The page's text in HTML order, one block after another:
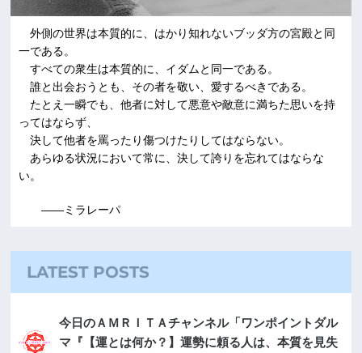
外側の世界は本質的に、はかり知れないブッダ方の宮殿と同
一である。
すべての衆生は本質的に、イダムと同一である。
誰と出会おうとも、その者を敬い、愛するべきである。
たとえ一瞬でも、他者に対して悪意や敵意に満ちた思いを持
ってはならず、
決して他者を罵ったり傷つけたりしてはならない。
あらゆる状況において常に、決して誇りを忘れてはならな
い。
――ミラレーパ
LATEST POSTS
今日のＡＭＲＩＴＡチャンネル「ワンポイントダル
マ『【運とは何か？】運勢に頼る人は、本質を見失